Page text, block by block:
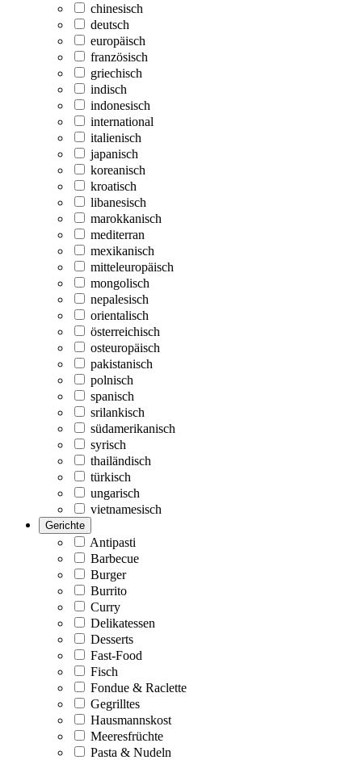
chinesisch
deutsch
europäisch
französisch
griechisch
indisch
indonesisch
international
italienisch
japanisch
koreanisch
kroatisch
libanesisch
marokkanisch
mediterran
mexikanisch
mitteleuropäisch
mongolisch
nepalesisch
orientalisch
österreichisch
osteuropäisch
pakistanisch
polnisch
spanisch
srilankisch
südamerikanisch
syrisch
thailändisch
türkisch
ungarisch
vietnamesisch
Gerichte
Antipasti
Barbecue
Burger
Burrito
Curry
Delikatessen
Desserts
Fast-Food
Fisch
Fondue & Raclette
Gegrilltes
Hausmannskost
Meeresfrüchte
Pasta & Nudeln